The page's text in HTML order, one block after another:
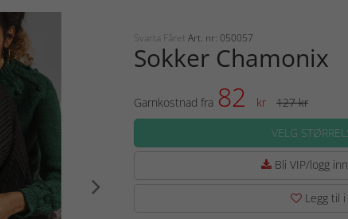
Svarta Fåret Art. nr: 050057
Sokker Chamonix
Garnkostnad fra 82 kr
127 kr
VELG
Bli VIP/logg
Legg til i